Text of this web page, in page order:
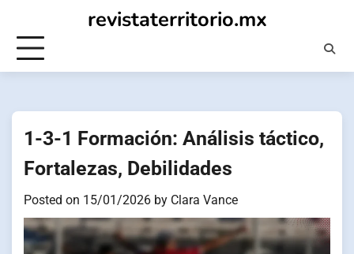
content
revistaterritorio.mx
1-3-1 Formación: Análisis táctico,
Fortalezas, Debilidades
Posted on 15/01/2026 by Clara Vance